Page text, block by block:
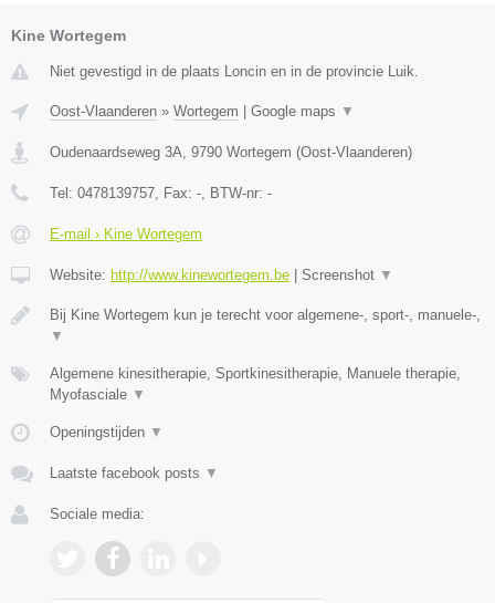
Kine Wortegem
Niet gevestigd in de plaats Loncin en in de provincie Luik.
Oost-Vlaanderen » Wortegem | Google maps ▼
Oudenaardseweg 3A 9790 Wortegem (Oost-Vlaanderen)
Tel: 0478139757 , Fax: - , BTW-nr: -
E-mail › Kine Wortegem
Website: http://www.kinewortegem.be | Screenshot ▼
Bij Kine Wortegem kun je terecht voor algemene-, sport-, manuele-,
▼
Algemene kinesitherapie, Sportkinesitherapie, Manuele therapie,
Myofasciale ▼
Openingstijden ▼
Laatste facebook posts ▼
Sociale media: